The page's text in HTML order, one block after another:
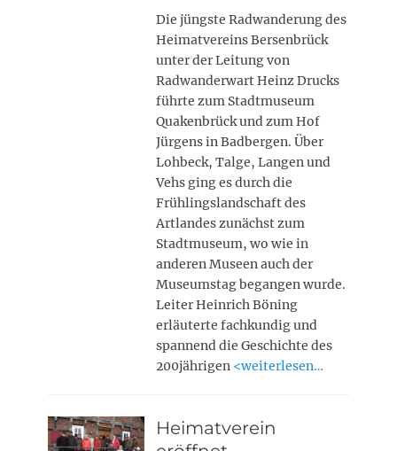
Die jüngste Radwanderung des
Heimatvereins Bersenbrück
unter der Leitung von
Radwanderwart Heinz Drucks
führte zum Stadtmuseum
Quakenbrück und zum Hof
Jürgens in Badbergen. Über
Lohbeck, Talge, Langen und
Vehs ging es durch die
Frühlingslandschaft des
Artlandes zunächst zum
Stadtmuseum, wo wie in
anderen Museen auch der
Museumstag begangen wurde.
Leiter Heinrich Böning
erläuterte fachkundig und
spannend die Geschichte des
200jährigen <weiterlesen…
Heimatverein